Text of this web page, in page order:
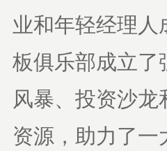
业和年轻经理人
板俱乐部成立了
风暴、投资沙
资源，助力了